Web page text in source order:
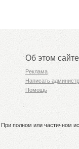
Об этом сайте
Реклама
Написать
Помощь
При полном или частичном